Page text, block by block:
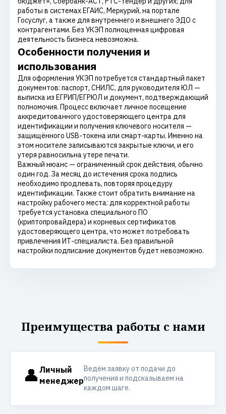
работы в системах ЕГАИС, Меркурий, на портале
Госуслуг, а также для внутреннего и внешнего ЭДО с
контрагентами. Без УКЭП полноценная цифровая
деятельность бизнеса невозможна.
Особенности получения и
использования
Для оформления УКЭП потребуется стандартный пакет
документов: паспорт, СНИЛС, для руководителя ЮЛ —
выписка из ЕГРИП/ЕГРЮЛ и документ, подтверждающий
полномочия. Процесс включает личное посещение
аккредитованного удостоверяющего центра для
идентификации и получения ключевого носителя —
защищённого USB-токена или смарт-карты. Именно на
этом носителе записываются закрытые ключи, и его
утеря равносильна утере печати.
Важный нюанс — ограниченный срок действия, обычно
один год. За месяц до истечения срока подпись
необходимо продлевать, повторяя процедуру
идентификации. Также стоит обратить внимание на
настройку рабочего места: для корректной работы
требуется установка специального ПО
(криптопровайдера) и корневых сертификатов
удостоверяющего центра, что может потребовать
привлечения ИТ-специалиста. Без правильной
настройки подписание документов будет невозможно.
Преимущества работы с нами
👤 Личный
менеджер
Ведём заявку от подачи до
получения и подсказываем на
каждом шаге.